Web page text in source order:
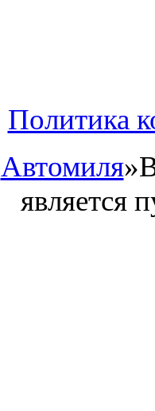
Политика
Автомиля»
является